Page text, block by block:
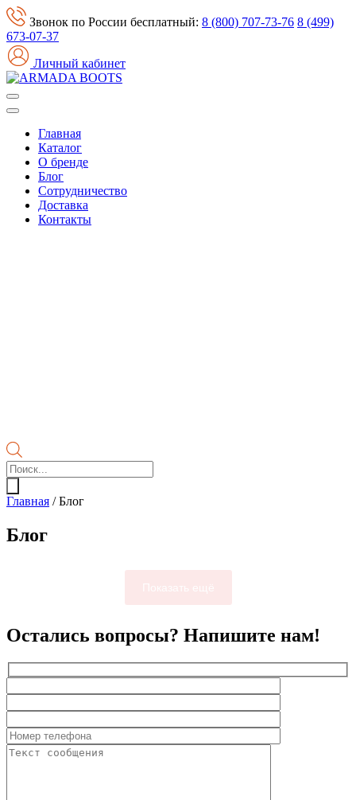
Звонок по России бесплатный: 8 (800) 707-73-76 8 (499)
673-07-37
Личный кабинет
Главная
Каталог
О бренде
Блог
Сотрудничество
Доставка
Контакты
Поиск
товаров
Главная / Блог
Блог
Остались вопросы? Напишите нам!